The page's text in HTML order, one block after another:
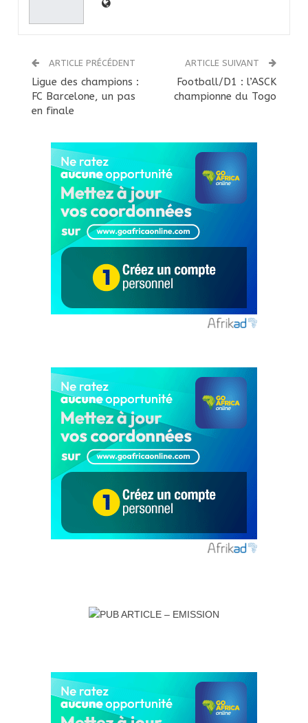
ARTICLE PRÉCÉDENT
Ligue des champions :
FC Barcelone, un pas
en finale
ARTICLE SUIVANT
Football/D1 : l’ASCK
championne du Togo